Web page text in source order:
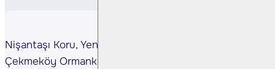
Nişantaşı Koru, Yeni Levent, Validebağ Konakları ve
Çekmeköy Ormanköy projelerinde satış ve kiralama